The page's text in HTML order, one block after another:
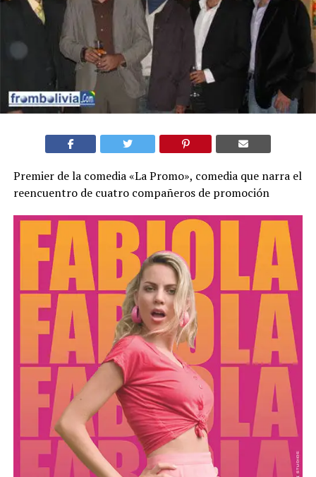
Premier de la comedia «La Promo», comedia que narra el
reencuentro de cuatro compañeros de promoción